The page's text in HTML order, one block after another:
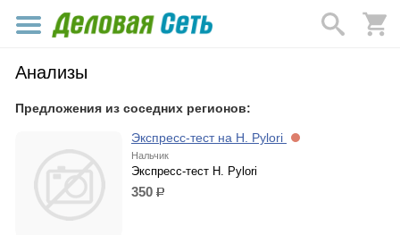
Анализы
Предложения из соседних регионов:
Экспресс-тест на H. Pylori
Нальчик
Экспресс-тест H. Pylori
350 р.